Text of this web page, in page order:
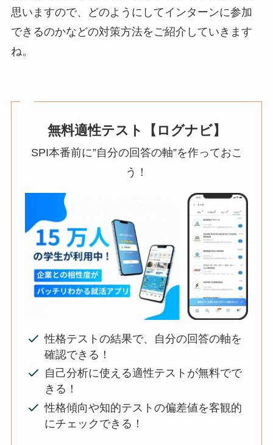
思いますので、どのようにしてインターンに参加
できるのかなどの対策方法をご紹介していきます
ね。
無料適性テスト【ログナビ】
SPI本番前に”自分の回答の軸”を作っておこ
う！
性格テストの結果で、自分の回答の軸を
確認できる！
自己分析に使える適性テストが無料でで
きる！
性格傾向や知的テストの偏差値を客観的
にチェックできる！